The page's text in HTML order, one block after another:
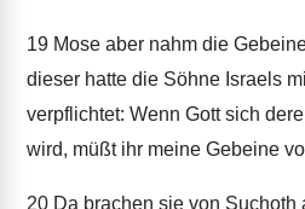
19 Mose aber nahm die
dieser hatte die Söhne Israels
verpflichtet: Wenn Gott sich
wird, müßt ihr meine Gebeine
20 Da brachen sie von Suchoth